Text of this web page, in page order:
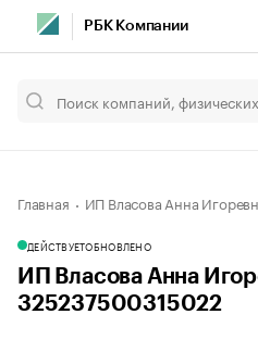
РБК Компании
Главная ИП Власова Анна
ДЕЙСТВУЕТОБНОВЛЕНО
ИП Власова Анна
325237500315022